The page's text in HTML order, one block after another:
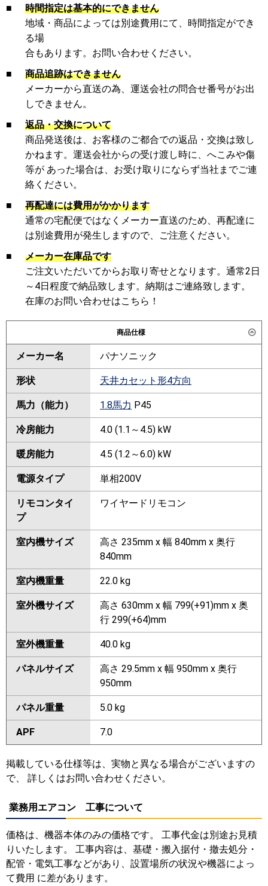
■
時間指定は基本的にできません
地域・商品によっては別途費用にて、時間指定ができ
る場
合もあります。お問い合わせください。
■
商品追跡はできません
メーカーから直送の為、運送会社の問合せ番号がお出
しできません。
■
返品・交換について
商品発送後は、お客様のご都合での返品・交換は致し
かねます。運送会社からの受け渡し時に、へこみや傷
等が あった場合は、お受け取りにならず当社までご連
絡ください。
■
再配達には費用がかかります
通常の宅配便ではなくメーカー直送のため、再配達に
は別途費用が発生しますので、ご注意ください。
■
メーカー在庫品です
ご注文いただいてからお取り寄せとなります。通常2日
～4日程度で納品致します。納期はご連絡致します。
在庫のお問い合わせはこちら！
商品仕様
メーカー名 パナソニック
形状 天井カセット形4方向
馬力（能力） 1.8馬力 P45
冷房能力 4.0 (1.1～4.5) kW
暖房能力 4.5 (1.2～6.0) kW
電源タイプ 単相200V
リモコンタイ
プ
ワイヤードリモコン
室内機サイズ
高さ 235mm x 幅 840mm x 奥行
840mm
室内機重量 22.0 kg
室外機サイズ
高さ 630mm x 幅 799(+91)mm x 奥
行 299(+64)mm
室外機重量 40.0 kg
パネルサイズ
高さ 29.5mm x 幅 950mm x 奥行
950mm
パネル重量 5.0 kg
APF 7.0
掲載している仕様等は、実物と異なる場合がございますの
で、 詳しくはお問い合わせください。
業務用エアコン 工事について
価格は、機器本体のみの価格です。 工事代金は別途お見積
りいたします。 工事内容は、基礎・搬入据付・撤去処分・
配管・電気工事などがあり、設置場所の状況や機器によっ
て費用 に差があります。